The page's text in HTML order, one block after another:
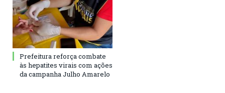
Prefeitura reforça combate
às hepatites virais com ações
da campanha Julho Amarelo